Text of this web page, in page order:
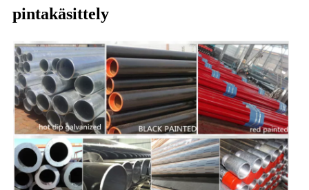
pintakäsittely